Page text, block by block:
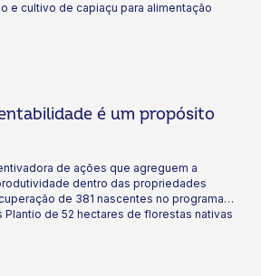
e cultivo de capiaçu para alimentação
é um propósito
de ações que agreguem a
dentro das propriedades